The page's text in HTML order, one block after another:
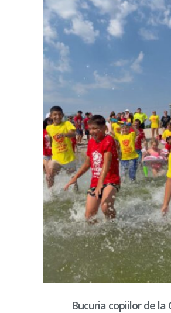
Bucuria copiilor de la